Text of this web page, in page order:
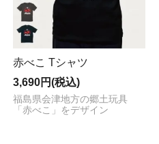
赤べこ Tシャツ
3,690円(税込)
福島県会津地方の郷土玩具
「赤べこ」をデザイン